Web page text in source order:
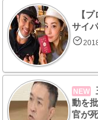
【プ
サイ
NEW
動を
官が